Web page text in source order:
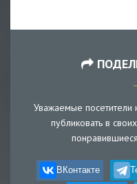
Уважаемые посетители
публиковать в
ВКонтакте